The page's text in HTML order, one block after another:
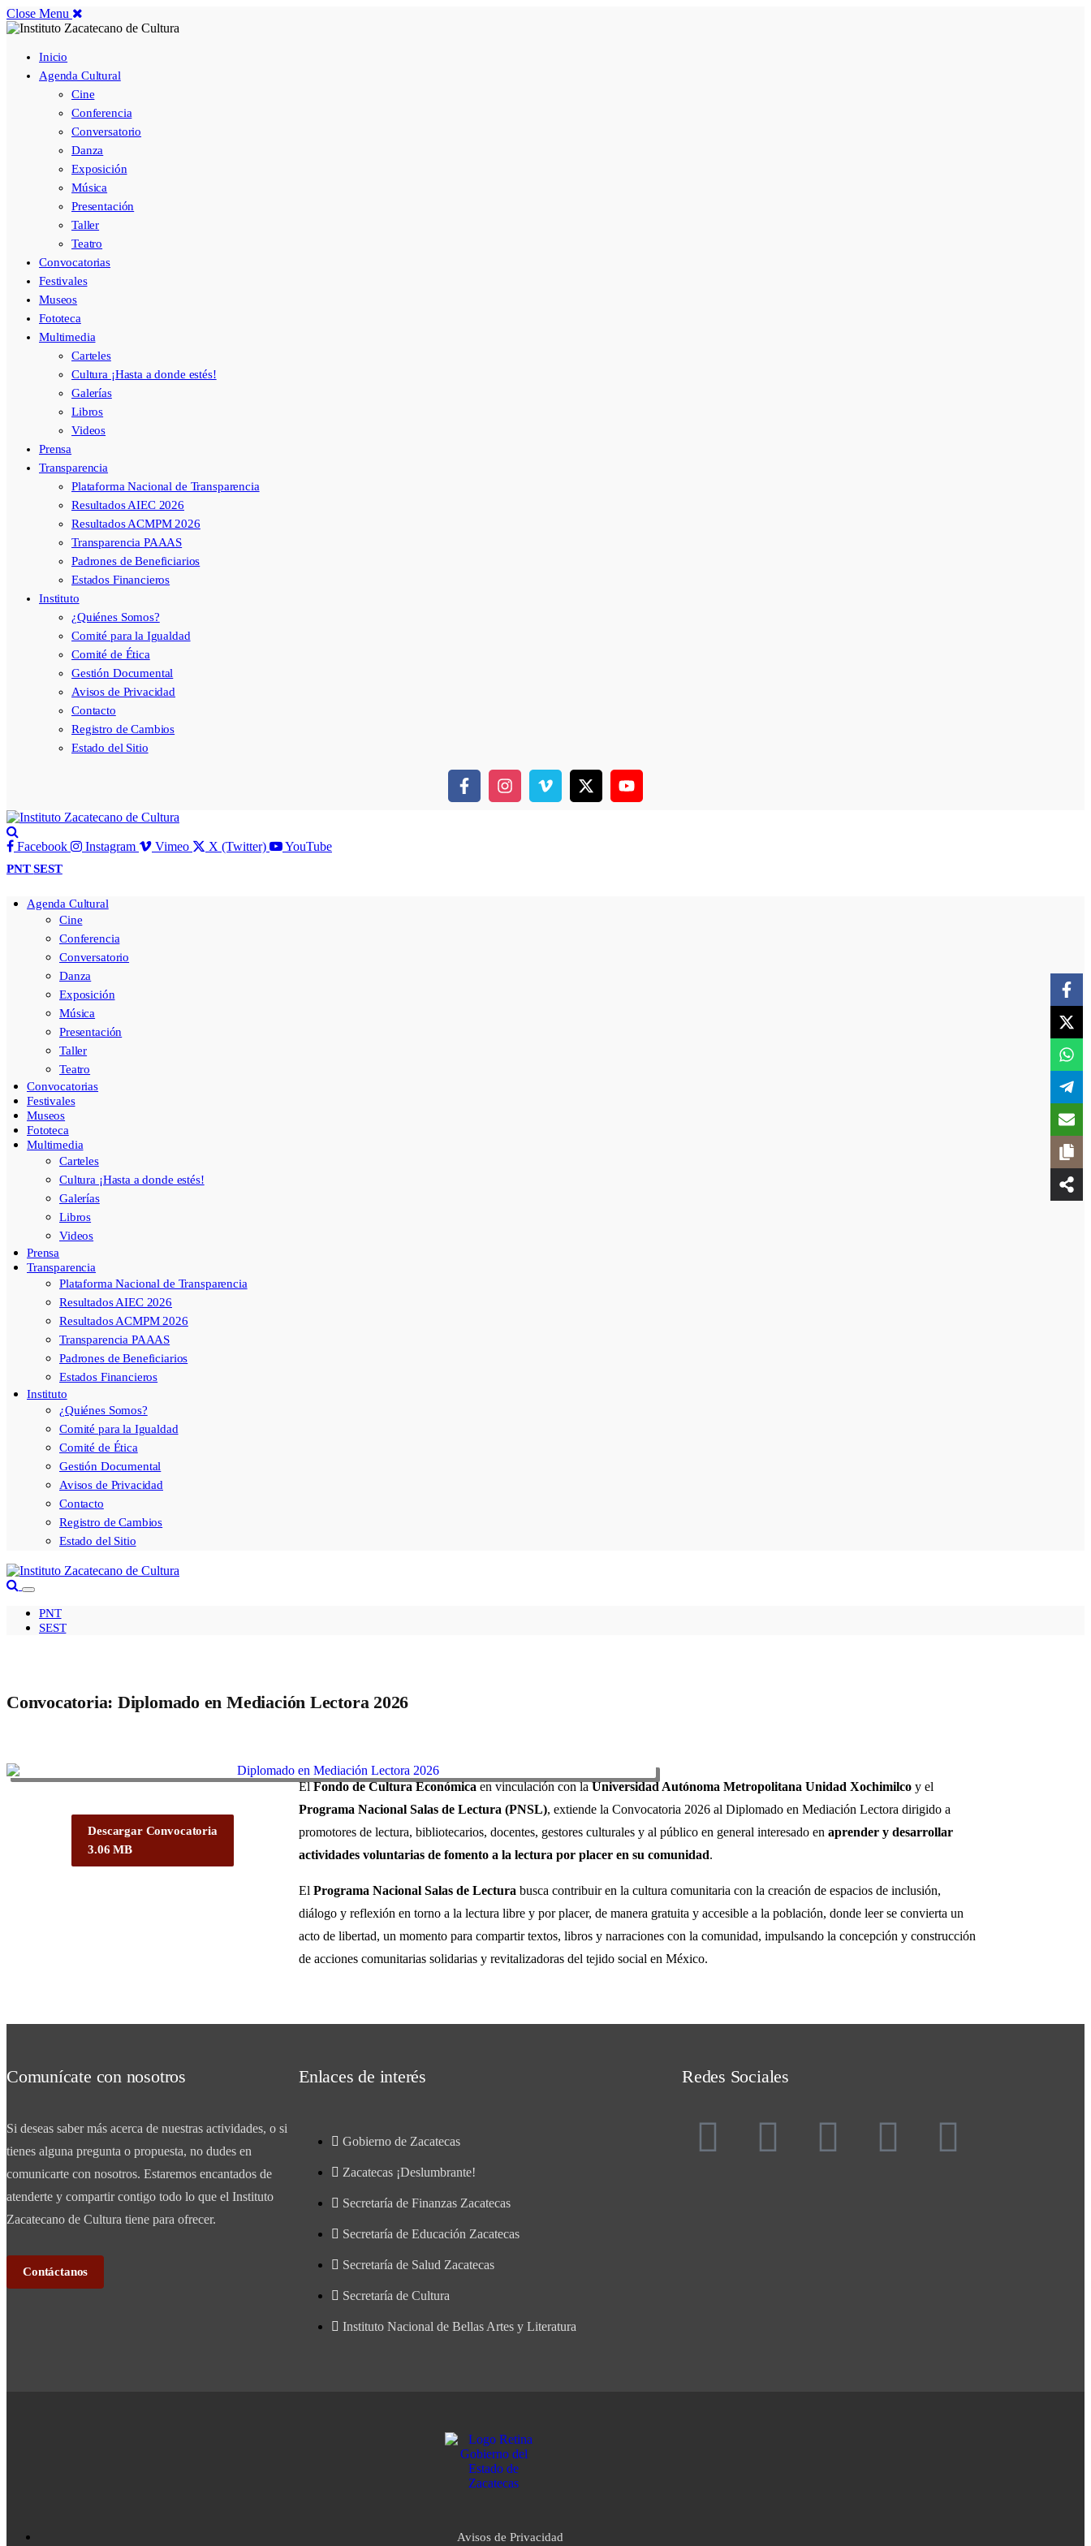
Close Menu
Inicio
Agenda Cultural
Cine
Conferencia
Conversatorio
Danza
Exposición
Música
Presentación
Taller
Teatro
Convocatorias
Festivales
Museos
Fototeca
Multimedia
Carteles
Cultura ¡Hasta a donde estés!
Galerías
Libros
Videos
Prensa
Transparencia
Plataforma Nacional de Transparencia
Resultados AIEC 2026
Resultados ACMPM 2026
Transparencia PAAAS
Padrones de Beneficiarios
Estados Financieros
Instituto
¿Quiénes Somos?
Comité para la Igualdad
Comité de Ética
Gestión Documental
Avisos de Privacidad
Contacto
Registro de Cambios
Estado del Sitio
Facebook Instagram Vimeo X (Twitter) YouTube
PNTSEST
Agenda Cultural
Cine
Conferencia
Conversatorio
Danza
Exposición
Música
Presentación
Taller
Teatro
Convocatorias
Festivales
Museos
Fototeca
Multimedia
Carteles
Cultura ¡Hasta a donde estés!
Galerías
Libros
Videos
Prensa
Transparencia
Plataforma Nacional de Transparencia
Resultados AIEC 2026
Resultados ACMPM 2026
Transparencia PAAAS
Padrones de Beneficiarios
Estados Financieros
Instituto
¿Quiénes Somos?
Comité para la Igualdad
Comité de Ética
Gestión Documental
Avisos de Privacidad
Contacto
Registro de Cambios
Estado del Sitio
PNT
SEST
Convocatoria: Diplomado en Mediación Lectora 2026
Descargar Convocatoria
3.06 MB
ElFondo de Cultura Económicaen vinculación con laUniversidad Autónoma Metropolitana Unidad Xochimilco y el
Programa Nacional Salas de Lectura (PNSL), extiende la Convocatoria 2026 al Diplomado en Mediación Lectora dirigido a
promotores de lectura, bibliotecarios, docentes, gestores culturales y al público en general interesado en aprender y desarrollar
actividades voluntarias de fomento a la lectura por placer en su comunidad.
El Programa Nacional Salas de Lectura busca contribuir en la cultura comunitaria con la creación de espacios de inclusión,
diálogo y reflexión en torno a la lectura libre y por placer, de manera gratuita y accesible a la población, donde leer se convierta un
acto de libertad, un momento para compartir textos, libros y narraciones con la comunidad, impulsando la concepción y construcción
de acciones comunitarias solidarias y revitalizadoras del tejido social en México.
Comunícate con nosotros
Si deseas saber más acerca de nuestras actividades, o si
tienes alguna pregunta o propuesta, no dudes en
comunicarte con nosotros. Estaremos encantados de
atenderte y compartir contigo todo lo que el Instituto
Zacatecano de Cultura tiene para ofrecer.
Contáctanos
Enlaces de interés
Gobierno de Zacatecas
Zacatecas ¡Deslumbrante!
Secretaría de Finanzas Zacatecas
Secretaría de Educación Zacatecas
Secretaría de Salud Zacatecas
Secretaría de Cultura
Instituto Nacional de Bellas Artes y Literatura
Redes Sociales
Avisos de Privacidad